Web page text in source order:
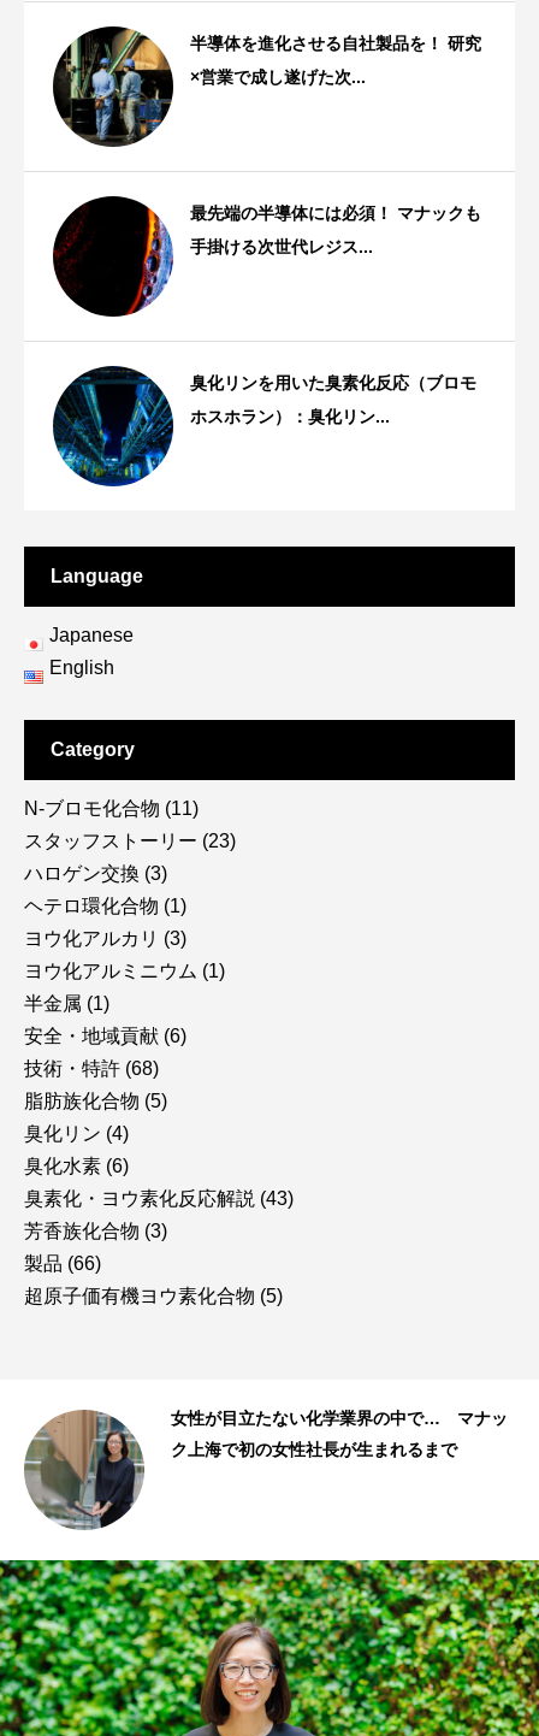
半導体を進化させる自社製品を！ 研究
×営業で成し遂げた次...
最先端の半導体には必須！ マナックも
手掛ける次世代レジス...
臭化リンを用いた臭素化反応（ブロモ
ホスホラン）：臭化リン...
Language
Japanese
English
Category
N-ブロモ化合物 (11)
スタッフストーリー (23)
ハロゲン交換 (3)
ヘテロ環化合物 (1)
ヨウ化アルカリ (3)
ヨウ化アルミニウム (1)
半金属 (1)
安全・地域貢献 (6)
技術・特許 (68)
脂肪族化合物 (5)
臭化リン (4)
臭化水素 (6)
臭素化・ヨウ素化反応解説 (43)
芳香族化合物 (3)
製品 (66)
超原子価有機ヨウ素化合物 (5)
女性が目立たない化学業界の中で… マナッ
ク上海で初の女性社長が生まれるまで